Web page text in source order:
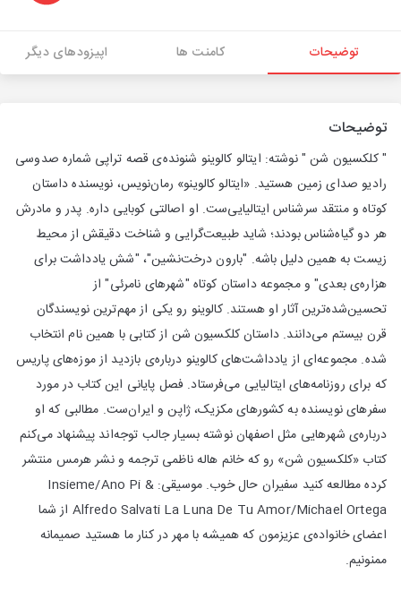
توضیحات کامنت ها اپیزودهای دیگر
توضیحات
" کلکسیون شن " نوشته: ایتالو کالوینو شنونده‌‌ی قصه تراپی شماره صدوسی
رادیو صدای زمین هستید. «ایتالو کالوینو» رمان‌نویس، نویسنده‌ داستان
کوتاه و منتقد سرشناس ایتالیایی‌ست. او اصالتی کوبایی داره. پدر و مادرش
هر دو گیاه‌شناس بودند؛ شاید طبیعت‌گرایی و شناخت دقیقش از محیط
زیست به همین دلیل باشه. "بارون درخت‌نشین"، "شش یادداشت برای
هزاره‌ی بعدی" و مجموعه داستان کوتاه "شهرهای نامرئی" از
تحسین‌شده‌ترین آثار او هستند. کالوینو رو یکی از مهم‌ترین نویسندگان
قرن بیستم می‌دانند. داستان کلکسیون شن از کتابی با همین نام انتخاب
شده. مجموعه‌ای از یادداشت‌های کالوینو درباره‌ی بازدید از موزه‌های پاریس
که برای روزنامه‌های ایتالیایی می‌فرستاد. فصل پایانی این کتاب در مورد
سفرهای نویسنده به کشورهای مکزیک، ژاپن و ایران‌ست. مطالبی که او
درباره‌ی شهرهایی مثل اصفهان نوشته بسیار جالب توجه‌اند پیشنهاد می‌کنم
کتاب «کلکسیون شن» رو که خانم هاله ناظمی ترجمه و نشر هرمس منتشر
کرده مطالعه کنید سفیران حال خوب. موسیقی: Insieme/Ano Pi &
Alfredo Salvati La Luna De Tu Amor/Michael Ortega از شما
اعضای خانواده‌ی عزیزمون که همیشه با مهر در کنار ما هستید صمیمانه
ممنونیم.